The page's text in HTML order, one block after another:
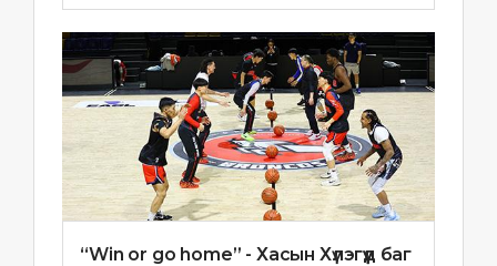
“Win or go home” - Хасын Хүлэгүүд баг